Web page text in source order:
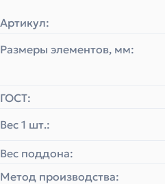
Артикул:
Размеры элементов, мм:
ГОСТ:
Вес 1 шт.:
Вес поддона:
Метод производства: